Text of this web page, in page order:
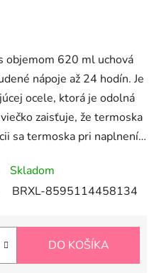
objemom 620 ml uchová
nápoje až 24 hodín. Je
ocele, ktorá je odolná
zaisťuje, že termoska
sa termoska pri naplnení…
Skladom
BRXL-8595114458134
DO KOŠÍKA